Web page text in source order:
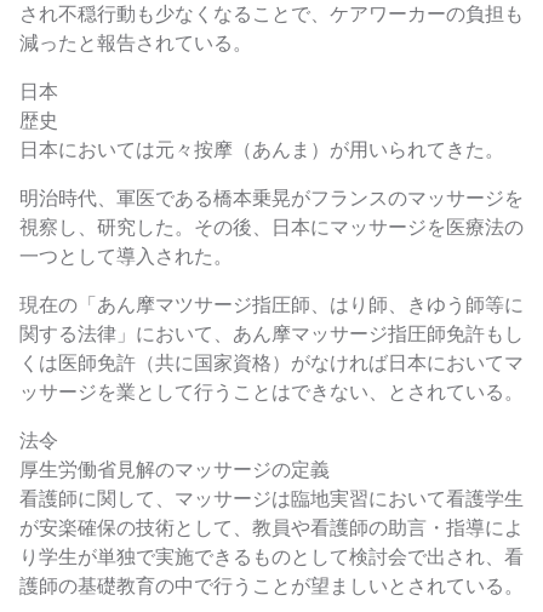
され不穏行動も少なくなることで、ケアワーカーの負担も
減ったと報告されている。
日本
歴史
日本においては元々按摩（あんま）が用いられてきた。
明治時代、軍医である橋本乗晃がフランスのマッサージを
視察し、研究した。その後、日本にマッサージを医療法の
一つとして導入された。
現在の「あん摩マツサージ指圧師、はり師、きゆう師等に
関する法律」において、あん摩マッサージ指圧師免許もし
くは医師免許（共に国家資格）がなければ日本においてマ
ッサージを業として行うことはできない、とされている。
法令
厚生労働省見解のマッサージの定義
看護師に関して、マッサージは臨地実習において看護学生
が安楽確保の技術として、教員や看護師の助言・指導によ
り学生が単独で実施できるものとして検討会で出され、看
護師の基礎教育の中で行うことが望ましいとされている。